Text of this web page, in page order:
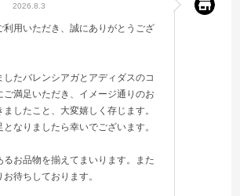
2026.8.3
利用いただき、誠にありがとうござ
したバレンシアガとアディダスのコ
ご満足いただき、イメージ通りのお
したこと、大変嬉しく存じます。
なりましたら幸いでございます。
るお品物を揃えてまいります。また
待ちしております。